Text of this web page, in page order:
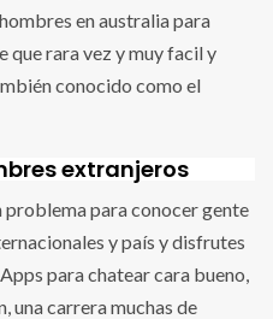
en australia para
que rara vez y muy facil y
conocido como el
extranjeros
problema para conocer gente
y país y disfrutes
para chatear cara bueno,
una carrera muchas de